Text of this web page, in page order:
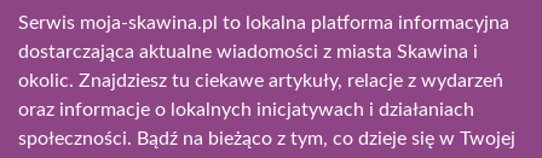
Serwis moja-skawina.pl to lokalna platforma informacyjna
dostarczająca aktualne wiadomości z miasta Skawina i
okolic. Znajdziesz tu ciekawe artykuły, relacje z wydarzeń
oraz informacje o lokalnych inicjatywach i działaniach
społeczności. Bądź na bieżąco z tym, co dzieje się w Twojej